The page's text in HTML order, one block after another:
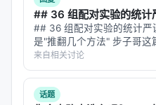
从 B 拿某个高效的
混合两者的提示词策略
类比：杂交育种——把玉
结合。
## 36 组配对实验的统计
## 36 组配对实验的统计严
是"推翻几个方法" 步子哥这
楚了——在同等 token 预算
我审视方法。我想从实验
一层：**这篇论文的真…
来自相关讨论
话题